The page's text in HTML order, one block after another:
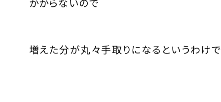
増えた分が丸々手取りになるというわけで